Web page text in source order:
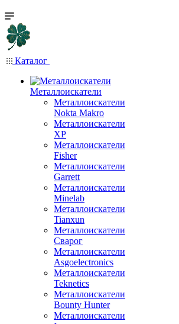
Каталог
Металлоискатели
Металлоискатели
Nokta Makro
Металлоискатели
XP
Металлоискатели
Fisher
Металлоискатели
Garrett
Металлоискатели
Minelab
Металлоискатели
Tianxun
Металлоискатели
Сварог
Металлоискатели
Asgoelectronics
Металлоискатели
Teknetics
Металлоискатели
Bounty Hunter
Металлоискатели